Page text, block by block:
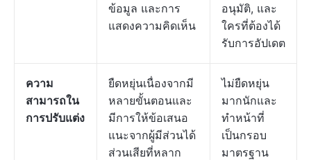
ข้อมูล และการ
แสดงความคิดเห็น
อนุมัติ, และ
ใครที่ต้องได้
รับการอัปเดต
ความ
สามารถใน
การปรับแต่ง
ยืดหยุ่นเนื่องจากมี
หลายขั้นตอนและ
มีการให้ข้อเสนอ
แนะจากผู้มีส่วนได้
ส่วนเสียที่หลาก
ไม่ยืดหยุ่น
มากนักและ
ทำหน้าที่
เป็นกรอบ
มาตรฐาน